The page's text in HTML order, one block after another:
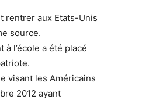
rentrer aux Etats-Unis
source.
l’école a été placé
visant les Américains
2012 ayant